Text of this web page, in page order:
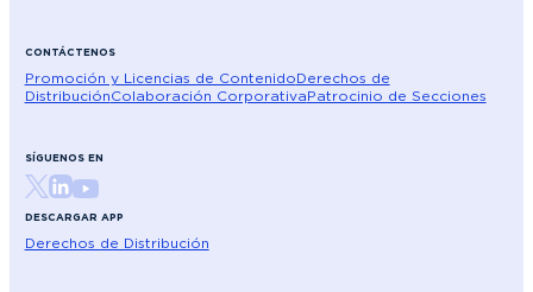
CONTÁCTENOS
Promoción y Licencias de ContenidoDerechos de
DistribuciónColaboración CorporativaPatrocinio de Secciones
SÍGUENOS EN
DESCARGAR APP
Derechos de Distribución